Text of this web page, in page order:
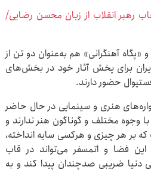
رهبر انقلاب از زبان محسن رضایی/
آهنگرانی» هم به‌عنوان دو تن از
برای پخش آثار خود در بخش‌های
حضور دارند.
هنری و سینمایی در حال حاضر
وجوه مختلف و گوناگون هنر ندارند و
بر هر چیزی و هرکسی سایه انداخته،
فضا و اتمسفر می‌تواند در قاب
دنیا ضریبی صدچندان پیدا کند و به